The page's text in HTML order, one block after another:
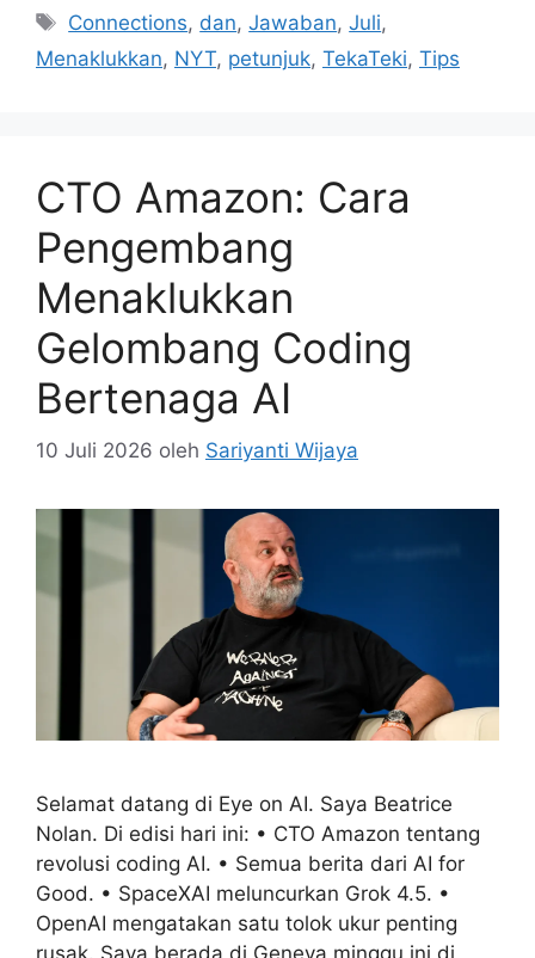
Tag
Connections, dan,Jawaban,Juli,
Menaklukkan, NYT, petunjuk, TekaTeki, Tips
CTO Amazon: Cara
Pengembang
Menaklukkan
Gelombang Coding
Bertenaga AI
10 Juli 2026 oleh Sariyanti Wijaya
Selamat datang di Eye on AI. Saya Beatrice
Nolan. Di edisi hari ini: • CTO Amazon tentang
revolusi coding AI. • Semua berita dari AI for
Good. • SpaceXAI meluncurkan Grok 4.5. •
OpenAI mengatakan satu tolok ukur penting
rusak. Saya berada di Geneva minggu ini di